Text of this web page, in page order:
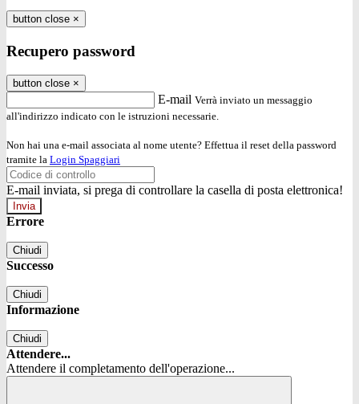
button close ×
Recupero password
button close ×
E-mail Verrà inviato un messaggio
all'indirizzo indicato con le istruzioni necessarie.
Non hai una e-mail associata al nome utente? Effettua il reset della password
tramite la Login Spaggiari
E-mail inviata, si prega di controllare la casella di posta elettronica!
Errore
Chiudi
Successo
Chiudi
Informazione
Chiudi
Attendere...
Attendere il completamento dell'operazione...